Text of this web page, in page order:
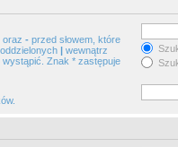
oraz - przed słowem, które
| wewnątrz
wystąpić. Znak * zastępuje